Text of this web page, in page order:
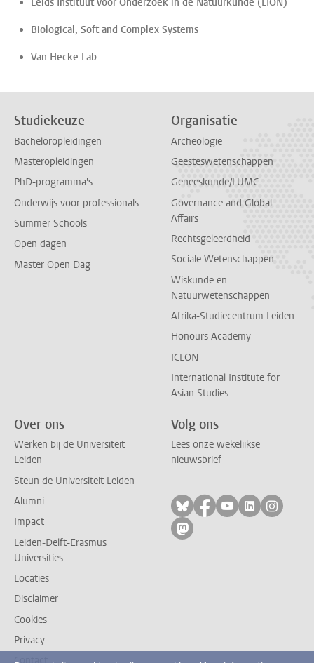
Leids Instituut voor Onderzoek in de Natuurkunde (LION)
Biological, Soft and Complex Systems
Van Hecke Lab
Studiekeuze
Bacheloropleidingen
Masteropleidingen
PhD-programma's
Onderwijs voor professionals
Summer Schools
Open dagen
Master Open Dag
Organisatie
Archeologie
Geesteswetenschappen
Geneeskunde/LUMC
Governance and Global
Affairs
Rechtsgeleerdheid
Sociale Wetenschappen
Wiskunde en
Natuurwetenschappen
Afrika-Studiecentrum Leiden
Honours Academy
ICLON
International Institute for
Asian Studies
Over ons
Werken bij de Universiteit
Leiden
Steun de Universiteit Leiden
Alumni
Impact
Leiden-Delft-Erasmus
Universities
Locaties
Disclaimer
Cookies
Privacy
Volg ons
Lees onze wekelijkse
nieuwsbrief
Volg ons op bluesky
Volg ons op
Volg ons op
Volg ons
Volg
Volg ons op mastodon